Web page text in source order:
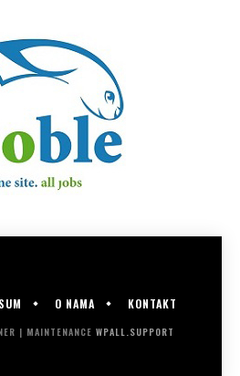
O NAMA KONTAKT
| MAINTENANCE WPALL.SUPPORT